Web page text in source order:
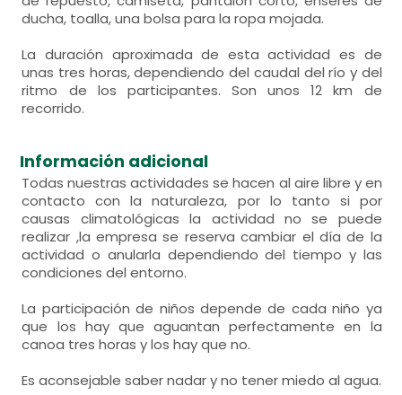
ducha, toalla, una bolsa para la ropa mojada.
La duración aproximada de esta actividad es de
unas tres horas, dependiendo del caudal del río y del
ritmo de los participantes. Son unos 12 km de
recorrido.
Información adicional
Todas nuestras actividades se hacen al aire libre y en
contacto con la naturaleza, por lo tanto si por
causas climatológicas la actividad no se puede
realizar ,la empresa se reserva cambiar el día de la
actividad o anularla dependiendo del tiempo y las
condiciones del entorno.
La participación de niños depende de cada niño ya
que los hay que aguantan perfectamente en la
canoa tres horas y los hay que no.
Es aconsejable saber nadar y no tener miedo al agua.